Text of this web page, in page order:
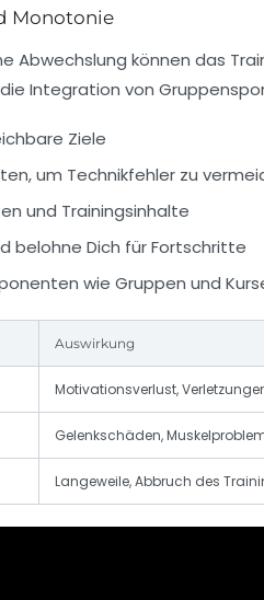
Monotonie
Abwechslung können das
Integration von
Ziele
um Technikfehler zu
und Trainingsinhalte
belohne Dich für Fortschritte
wie Gruppen und
Auswirkung
Motivationsverlust,
Gelenkschäden,
Langeweile, Abbruch des